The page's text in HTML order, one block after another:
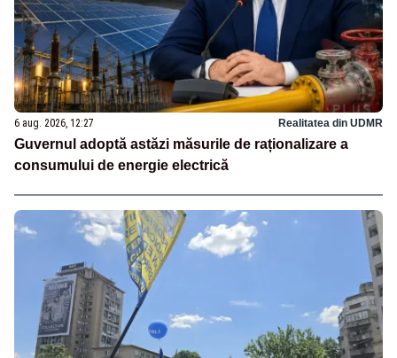
6 aug. 2026, 12:27 Realitatea din UDMR
Guvernul adoptă astăzi măsurile de raționalizare a
consumului de energie electrică